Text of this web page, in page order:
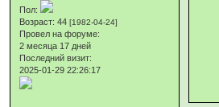
Пол:
Возраст: 44[1982-04-24]
Провел на форуме:
2 месяца 17 дней
Последний визит:
2025-01-29 22:26:17